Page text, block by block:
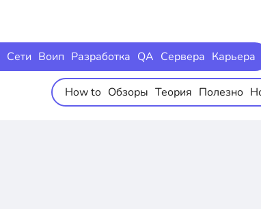
Сети Воип Разработка QA Сервера Карьера
How to Обзоры Теория Полезно